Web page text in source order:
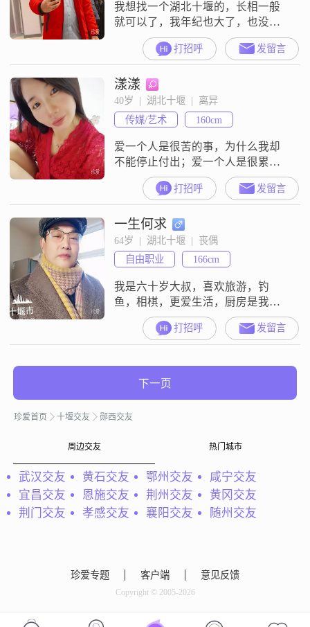
我想找一个湖北十堰的，长相一般
就可以了，我年纪也大了，也没什
么资格挑，会过日子就行，
打招呼 发留言
漾漾
40岁  |  湖北十堰  |  离异
传媒/艺术
160cm
爱一个人是很苦的事，为什么我却
不能停止付出；爱一个人是很累的
事，为什么我却不能拒绝相思；爱
一个人是很傻的事，为什么我却依
然执迷不悟？
打招呼 发留言
一生何求
64岁  |  湖北十堰  |  丧偶
自由职业
166cm
我是六十岁大叔，喜欢旅游，钓
鱼，相棋，更爱生活，厨房是我的
特长，不喜欢打麻将的人，不喜欢
抽烟，不喜欢身重的人，
打招呼 发留言
下一页
珍爱首页 十堰交友 郧西交友
周边交友 热门城市
武汉交友 黄石交友 鄂州交友
咸宁交友
宜昌交友
恩施交友 荆州交友
黄冈交友
荆门交友
孝感交友 襄阳交友 随州交友
珍爱专题 客户端 意见反馈
Copyright © 2005-2026